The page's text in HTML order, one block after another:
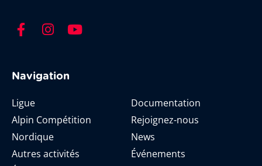
Navigation
Ligue
Alpin Compétition
Nordique
Autres activités
Documentation
Rejoignez-nous
News
Événements